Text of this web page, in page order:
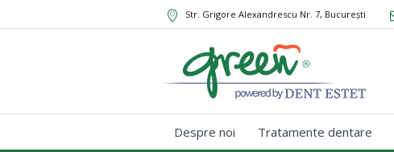
Str. Grigore Alexandrescu Nr. 7, București
Despre noi Tratamente dentare